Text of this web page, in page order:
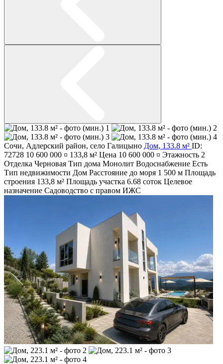
Сочи, Адлерский район, село Галицыно Дом, 133.8 м² ID:
72728 10 600 000 ¤ 133,8 м² Цена 10 600 000 ¤ Этажность 2
Отделка Черновая Тип дома Монолит Водоснабжение Есть
Тип недвижимости Дом Расстояние до моря 1 500 м Площадь
строения 133,8 м² Площадь участка 6.68 соток Целевое
назначение Садоводство с правом ИЖС